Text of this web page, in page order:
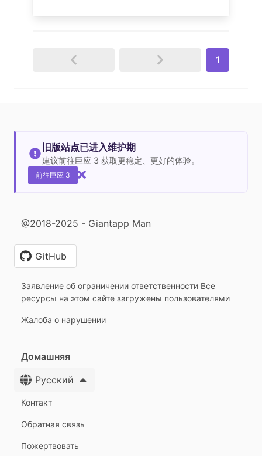
1
旧版站点已进入维护期
建议前往巨应 3 获取更稳定、更好的体验。
前往巨应 3
@2018-2025 - Giantapp Man
GitHub
Заявление об ограничении ответственности Все
ресурсы на этом сайте загружены пользователями
Жалоба о нарушении
Домашняя
Русский
Контакт
Обратная связь
Пожертвовать